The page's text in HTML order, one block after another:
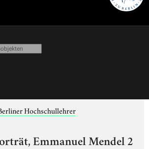
Hochschullehrer
Emmanuel Mendel 2